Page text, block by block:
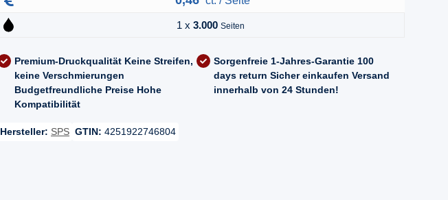
1 x 3.000 Seiten
Premium-Druckqualität Keine Streifen,
keine Verschmierungen
Budgetfreundliche Preise Hohe
Kompatibilität
Sorgenfreie 1-Jahres-Garantie 100
days return Sicher einkaufen Versand
innerhalb von 24 Stunden!
Hersteller: SPS GTIN: 4251922746804